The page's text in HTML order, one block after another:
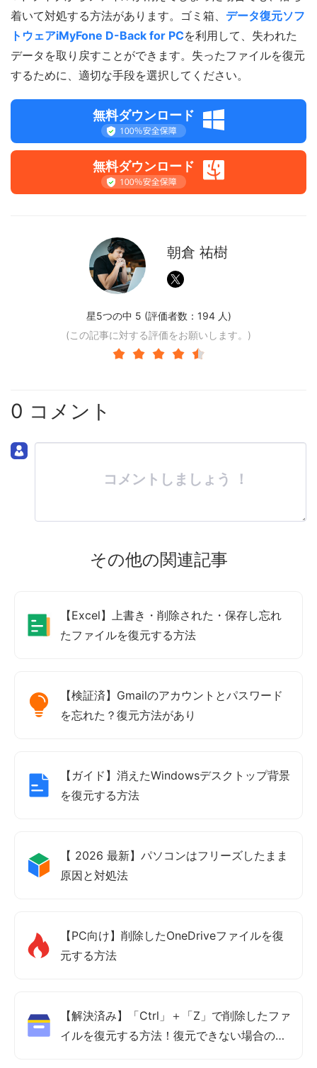
着いて対処する方法があります。ゴミ箱、 データ復元ソフ
トウェアiMyFone D-Back for PCを利用して、失われた
データを取り戻すことができます。失ったファイルを復元
するために、適切な手段を選択してください。
無料ダウンロード
無料ダウンロード
朝倉 祐樹
星5つの中 5 (評価者数： 194人)
(この記事に対する評価をお願いします。)
0 コメント
コメントしましょう ！
その他の関連記事
【Excel】上書き・削除された・保存し忘れ
たファイルを復元する方法
【検証済】Gmailのアカウントとパスワード
を忘れた？復元方法があり
【ガイド】消えたWindowsデスクトップ背景
を復元する方法
【 2026 最新】パソコンはフリーズしたまま
原因と対処法
【PC向け】削除したOneDriveファイルを復
元する方法
【解決済み】「Ctrl」＋「Z」で削除したファ
イルを復元する方法！復元できない場合の対